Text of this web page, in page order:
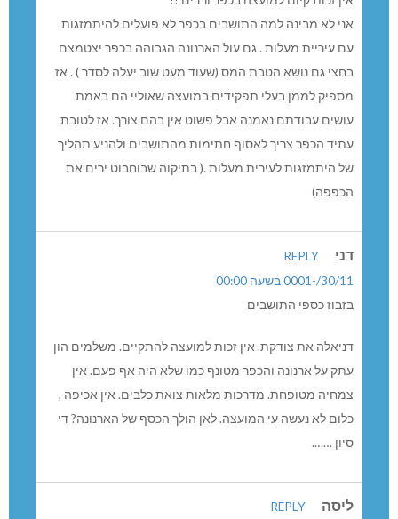
אני לא מבינה למה התושבים בכפר לא פועלים להיתמזגות
עם עיריית מעלות . גם עול הארנונה הגבוהה בכפר יצטמצם
בחצי גם נושא הטבת המס (שעוד מעט שוב יעלה לסדר ) . אז
מספיק לממן בעלי תפקידים במועצה שאוליי הם באמת
עושים עבודתם נאמנה אבל פשוט אין בהם צורך. אז לטובת
עתיד הכפר צריך לאסוף חתימות מהתושבים ולהניע תהליך
של היתמזגות לעירית מעלות .( בתיקוה שבוחבוט ירים את
הכפפה)
דני
REPLY
30/11/-0001 בשעה 00:00
בזבוז כספי התושבים
דניאלה את צודקת. אין זכות למועצה להתקיים. משלמים הון
עתק על ארנונה והכפר מטונף כמו שלא היה אף פעם. אין
צמחיה מטופחת. מדרכות מלאות צואת כלבים. אין אכיפה ,
כלום לא נעשה עי המועצה. לאן הולך הכסף של הארנונה? די
סיון …….
ליסה
REPLY